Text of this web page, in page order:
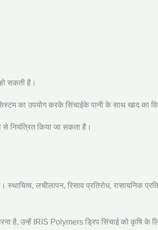
सकती है।
का उपयोग करके सिंचाईके पानी के साथ खाद का
से नियंत्रित किया जा सकता है।
स्थायित्व, लचीलापन, रिसाव प्रतिरोध, रासायनिक
है, उन्हें IRIS Polymers ड्रिप सिंचाई को कृषि के